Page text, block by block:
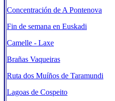
Concentración de A Pontenova
Fin de semana en Euskadi
Camelle - Laxe
Brañas Vaqueiras
Ruta dos Muíños de Taramundi
Lagoas de Cospeito